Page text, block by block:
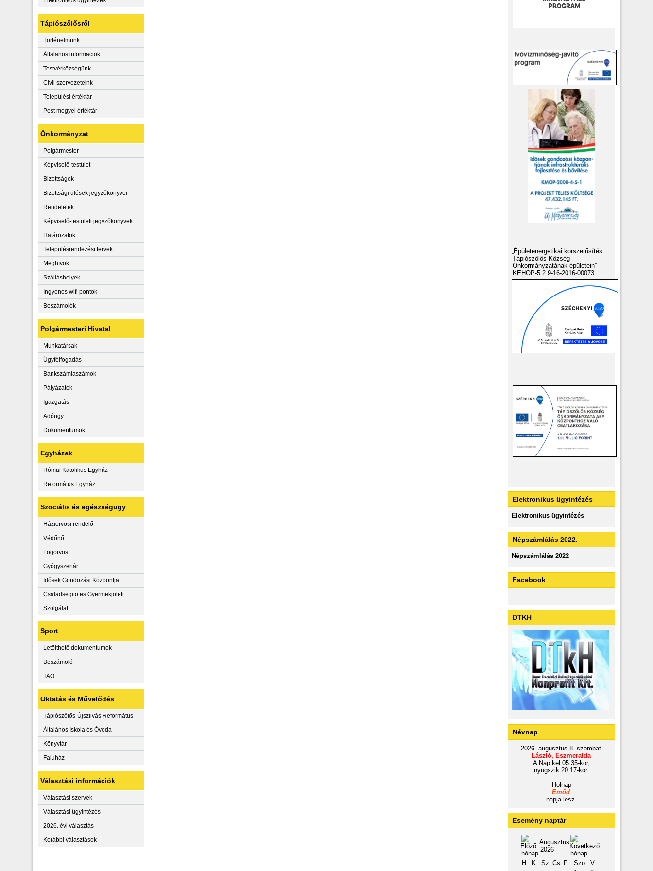
Tápiószőlősről
Történelmünk
Általános információk
Testvérközségünk
Civil szervezeteink
Települési értéktár
Pest megyei értéktár
Önkormányzat
Polgármester
Képviselő-testület
Bizottságok
Bizottsági ülések jegyzőkönyvei
Rendeletek
Képviselő-testületi jegyzőkönyvek
Határozatok
Településrendezési tervek
Meghívók
Szálláshelyek
Ingyenes wifi pontok
Beszámolók
Polgármesteri Hivatal
Munkatársak
Ügyfélfogadás
Bankszámlaszámok
Pályázatok
Igazgatás
Adóügy
Dokumentumok
Egyházak
Római Katolikus Egyház
Református Egyház
Szociális és egészségügy
Háziorvosi rendelő
Védőnő
Fogorvos
Gyógyszertár
Idősek Gondozási Központja
Családsegítő és Gyermekjóléti
Szolgálat
Sport
Letölthető dokumentumok
Beszámoló
TAO
Oktatás és Művelődés
Tápiószőlős-Újszilvás Református
Általános Iskola és Óvoda
Könyvtár
Faluház
Választási információk
Választási szervek
Választási ügyintézés
2026. évi választás
Korábbi választások
„Épületenergetikai korszerűsítés
Tápiószőlős Község
Önkormányzatának épületein”
KEHOP-5.2.9-16-2016-00073
Elektronikus ügyintézés
Elektronikus ügyintézés
Népszámlálás 2022.
Népszámlálás 2022
Facebook
DTKH
Névnap
2026. augusztus 8. szombat
László, Eszmeralda
A Nap kel 05:35-kor,
nyugszik 20:17-kor.
Holnap
Emőd
napja lesz.
Esemény naptár
Augusztus
2026
H
K Sz Cs P Szo
V